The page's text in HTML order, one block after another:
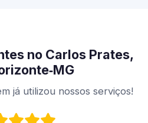
no Carlos Prates,
já utilizou nossos serviços!